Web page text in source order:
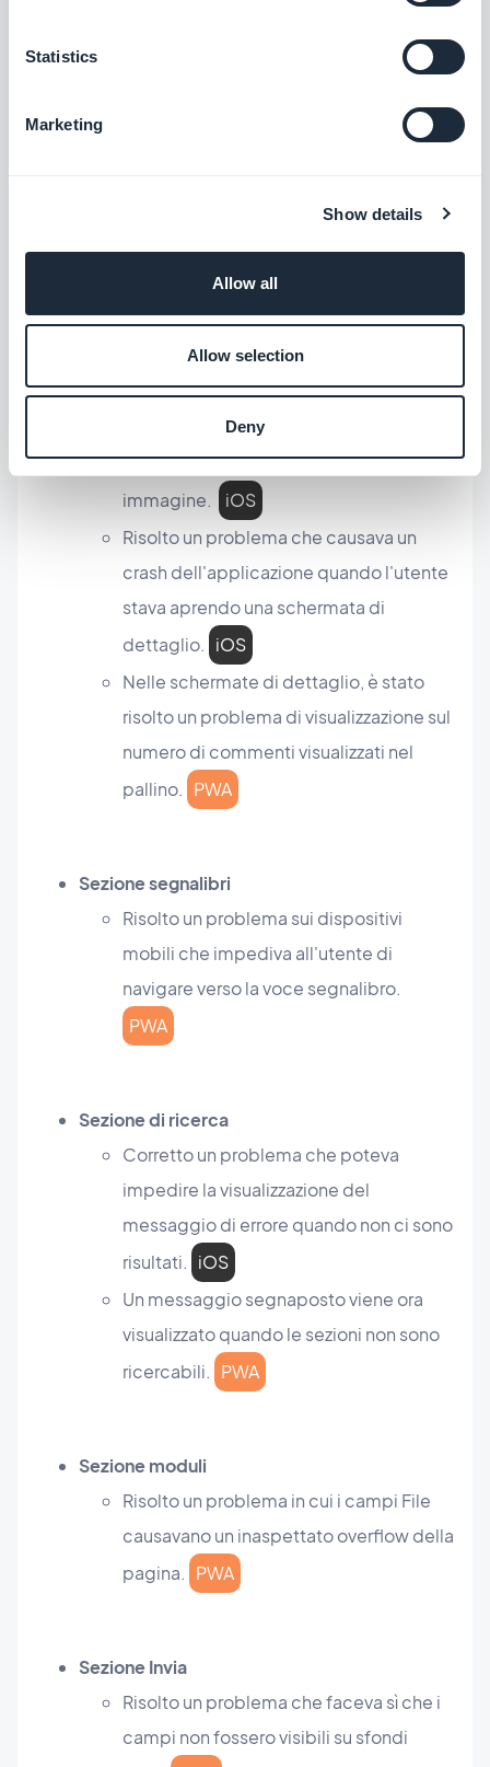
Statistics
Marketing
Show details
Allow all
Allow selection
Deny
Nelle schermate di dettaglio, risolto un
problema di visualizzazione sul numero
di commenti visualizzati nel pallino.
Sezione suono
Nelle schermate di dettaglio, è stato
risolto un problema che poteva causare
la mancata visualizzazione del tasto
play. iOS
Nelle schermate di dettaglio, risolto un
problema che impediva il clic sul banner
immagine.
iOS
Risolto un problema che causava un
crash dell'applicazione quando l'utente
stava aprendo una schermata di
dettaglio. iOS
Nelle schermate di dettaglio, è stato
risolto un problema di visualizzazione sul
numero di commenti visualizzati nel
pallino. PWA
Sezione segnalibri
Risolto un problema sui dispositivi
mobili che impediva all'utente di
navigare verso la voce segnalibro.
PWA
Sezione di ricerca
Corretto un problema che poteva
impedire la visualizzazione del
messaggio di errore quando non ci sono
risultati. iOS
Un messaggio segnaposto viene ora
visualizzato quando le sezioni non sono
ricercabili. PWA
Sezione moduli
Risolto un problema in cui i campi File
causavano un inaspettato overflow della
pagina. PWA
Sezione Invia
Risolto un problema che faceva sì che i
campi non fossero visibili su sfondi